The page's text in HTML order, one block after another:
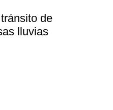
de
lluvias